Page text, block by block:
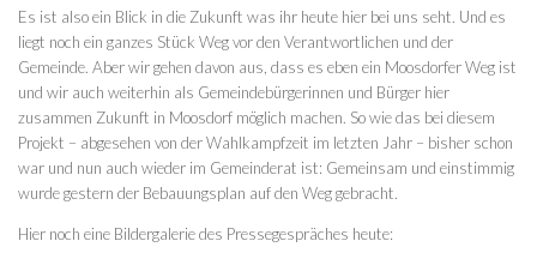
Es ist also ein Blick in die Zukunft was ihr heute hier bei uns seht. Und es
liegt noch ein ganzes Stück Weg vor den Verantwortlichen und der
Gemeinde. Aber wir gehen davon aus, dass es eben ein Moosdorfer Weg ist
und wir auch weiterhin als Gemeindebürgerinnen und Bürger hier
zusammen Zukunft in Moosdorf möglich machen. So wie das bei diesem
Projekt – abgesehen von der Wahlkampfzeit im letzten Jahr – bisher schon
war und nun auch wieder im Gemeinderat ist: Gemeinsam und einstimmig
wurde gestern der Bebauungsplan auf den Weg gebracht.
Hier noch eine Bildergalerie des Pressegespräches heute: